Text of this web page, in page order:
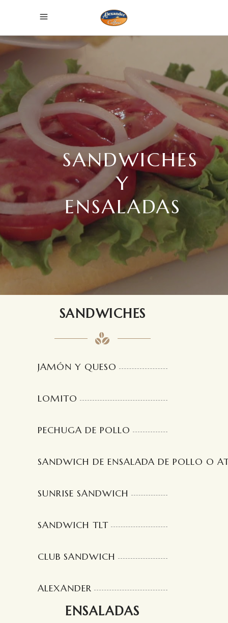
SANDWICHES
Y
ENSALADAS
SANDWICHES
JAMÓN Y QUESO
LOMITO
PECHUGA DE POLLO
SANDWICH DE ENSALADA DE POLLO O
SUNRISE SANDWICH
SANDWICH TLT
CLUB SANDWICH
ALEXANDER
ENSALADAS